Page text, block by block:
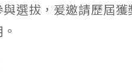
選拔，爰邀請歷屆